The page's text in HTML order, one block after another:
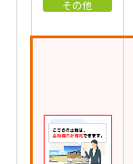
その他